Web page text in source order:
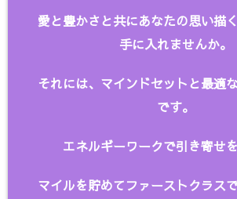
愛と豊かさと共にあなたの思い描く
手に入れませんか。
それには、マインドセットと最適
です。
エネルギーワークで引き寄せを
マイルを貯めてファーストクラス